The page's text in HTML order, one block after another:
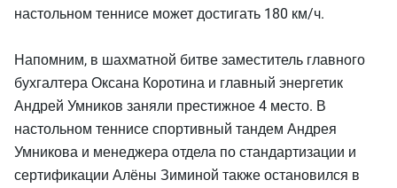
настольном теннисе может достигать 180 км/ч.
Напомним, в шахматной битве заместитель главного
бухгалтера Оксана Коротина и главный энергетик
Андрей Умников заняли престижное 4 место. В
настольном теннисе спортивный тандем Андрея
Умникова и менеджера отдела по стандартизации и
сертификации Алёны Зиминой также остановился в